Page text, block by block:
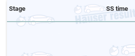
Stage SS time